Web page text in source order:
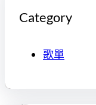
Category
歌單